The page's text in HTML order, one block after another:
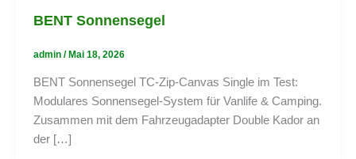
BENT Sonnensegel
admin / Mai 18, 2026
BENT Sonnensegel TC-Zip-Canvas Single im Test:
Modulares Sonnensegel-System für Vanlife & Camping.
Zusammen mit dem Fahrzeugadapter Double Kador an
der […]